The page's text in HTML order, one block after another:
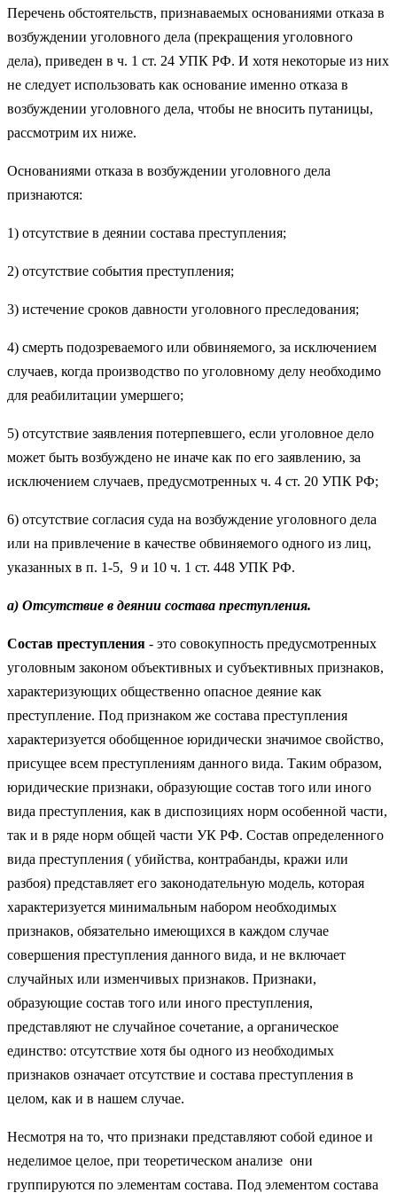
Перечень обстоятельств, признаваемых основаниями отказа в
возбуждении уголовного дела (прекращения уголовного
дела), приведен в ч. 1 ст. 24 УПК РФ. И хотя некоторые из них
не следует использовать как основание именно отказа в
возбуждении уголовного дела, чтобы не вносить путаницы,
рассмотрим их ниже.
Основаниями отказа в возбуждении уголовного дела
признаются:
1) отсутствие в деянии состава преступления;
2) отсутствие события преступления;
3) истечение сроков давности уголовного преследования;
4) смерть подозреваемого или обвиняемого, за исключением
случаев, когда производство по уголовному делу необходимо
для реабилитации умершего;
5) отсутствие заявления потерпевшего, если уголовное дело
может быть возбуждено не иначе как по его заявлению, за
исключением случаев, предусмотренных ч. 4 ст. 20 УПК РФ;
6) отсутствие согласия суда на возбуждение уголовного дела
или на привлечение в качестве обвиняемого одного из лиц,
указанных в п. 1-5, 9 и 10 ч. 1 ст. 448 УПК РФ.
а) Отсутствие в деянии состава преступления.
Состав преступления - это совокупность предусмотренных
уголовным законом объективных и субъективных признаков,
характеризующих общественно опасное деяние как
преступление. Под признаком же состава преступления
характеризуется обобщенное юридически значимое свойство,
присущее всем преступлениям данного вида. Таким образом,
юридические признаки, образующие состав того или иного
вида преступления, как в диспозициях норм особенной части,
так и в ряде норм общей части УК РФ. Состав определенного
вида преступления ( убийства, контрабанды, кражи или
разбоя) представляет его законодательную модель, которая
характеризуется минимальным набором необходимых
признаков, обязательно имеющихся в каждом случае
совершения преступления данного вида, и не включает
случайных или изменчивых признаков. Признаки,
образующие состав того или иного преступления,
представляют не случайное сочетание, а органическое
единство: отсутствие хотя бы одного из необходимых
признаков означает отсутствие и состава преступления в
целом, как и в нашем случае.
Несмотря на то, что признаки представляют собой единое и
неделимое целое, при теоретическом анализе они
группируются по элементам состава. Под элементом состава